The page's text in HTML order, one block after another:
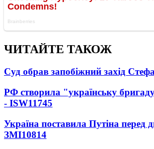
ЧИТАЙТЕ ТАКОЖ
Суд обрав запобіжний захід
РФ створила "українську
- ISW11745
Україна поставила Путіна перед
ЗМІ10814